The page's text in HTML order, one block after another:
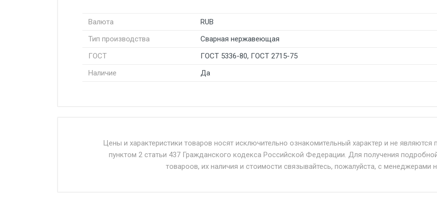
Валюта
RUB
Тип производства
Сварная нержавеющая
ГОСТ
ГОСТ 5336-80, ГОСТ 2715-75
Наличие
Да
Доставка осуществляется собственным и наёмным транспортом, стоимость доставки
Въезд на ТТК и Садовое кольцо + от 500.
Цены и характеристики товаров носят исключительно ознакомительный характер и не
пунктом 2 статьи 437 Гражданского кодекса Российской Федерации. Для получения
товароов, их наличия и стоимости связывайтесь, пожалуйста, с менеджерами